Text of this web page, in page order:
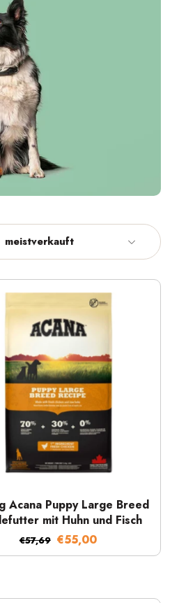
Acana Puppy Large Breed
mit Huhn und Fisch
€57,69 €55,00